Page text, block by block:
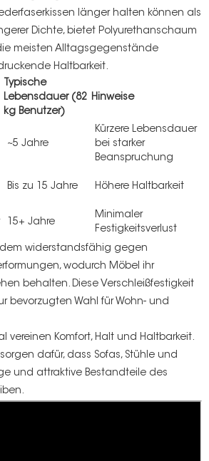
länger halten können als
Dichte, bietet Polyurethanschaum
meisten Alltagsgegenstände
Haltbarkeit.
Typische
Lebensdauer (82
kg Benutzer)
Hinweise
~5 Jahre
Kürzere Lebensdauer
bei starker
Beanspruchung
Bis zu 15 Jahre Höhere Haltbarkeit
15+ Jahre
Minimaler
Festigkeitsverlust
widerstandsfähig gegen
wodurch Möbel ihr
behalten. Diese Verschleißfestigkeit
bevorzugten Wahl für Wohn- und
vereinen Komfort, Halt und Haltbarkeit.
dafür, dass Sofas, Stühle und
und attraktive Bestandteile des